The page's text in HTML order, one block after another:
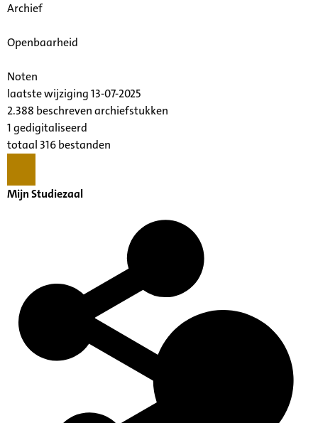
Archief
Openbaarheid
Noten
laatste wijziging 13-07-2025
2.388 beschreven archiefstukken
1 gedigitaliseerd
totaal 316 bestanden
Mijn Studiezaal